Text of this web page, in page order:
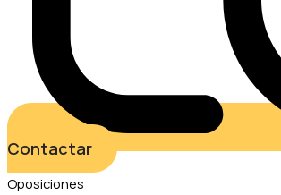
Contactar
Oposiciones